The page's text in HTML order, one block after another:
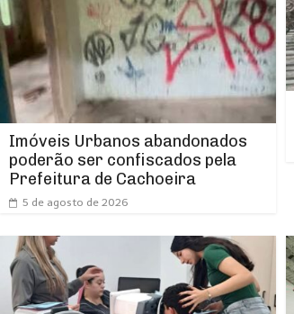
Imóveis Urbanos abandonados
poderão ser confiscados pela
Prefeitura de Cachoeira
5 de agosto de 2026